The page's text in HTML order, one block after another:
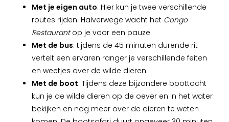
Met je eigen auto: Hier kun je twee verschillende
routes rijden. Halverwege wacht het Congo
Restaurantop je voor een pauze.
Met de bus: tijdens de 45 minuten durende rit
vertelt een ervaren ranger je verschillende feiten
en weetjes over de wilde dieren.
Met de boot: Tijdens deze bijzondere boottocht
kun je de wilde dieren op de oever en in het water
bekijken en nog meer over de dieren te weten